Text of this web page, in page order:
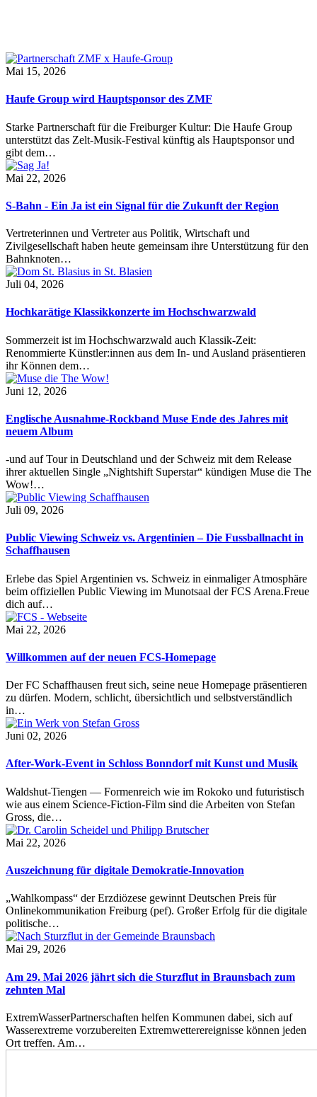
Mai 15, 2026
Haufe Group wird Hauptsponsor des ZMF
Starke Partnerschaft für die Freiburger Kultur: Die Haufe Group
unterstützt das Zelt-Musik-Festival künftig als Hauptsponsor und
gibt dem…
Mai 22, 2026
S-Bahn - Ein Ja ist ein Signal für die Zukunft der Region
Vertreterinnen und Vertreter aus Politik, Wirtschaft und
Zivilgesellschaft haben heute gemeinsam ihre Unterstützung für den
Bahnknoten…
Juli 04, 2026
Hochkarätige Klassikkonzerte im Hochschwarzwald
Sommerzeit ist im Hochschwarzwald auch Klassik-Zeit:
Renommierte Künstler:innen aus dem In- und Ausland präsentieren
ihr Können dem…
Juni 12, 2026
Englische Ausnahme-Rockband Muse Ende des Jahres mit
neuem Album
-und auf Tour in Deutschland und der Schweiz mit dem Release
ihrer aktuellen Single „Nightshift Superstar“ kündigen Muse die The
Wow!…
Juli 09, 2026
Public Viewing Schweiz vs. Argentinien – Die Fussballnacht in
Schaffhausen
Erlebe das Spiel Argentinien vs. Schweiz in einmaliger Atmosphäre
beim offiziellen Public Viewing im Munotsaal der FCS Arena.Freue
dich auf…
Mai 22, 2026
Willkommen auf der neuen FCS-Homepage
Der FC Schaffhausen freut sich, seine neue Homepage präsentieren
zu dürfen. Modern, schlicht, übersichtlich und selbstverständlich
in…
Juni 02, 2026
After-Work-Event in Schloss Bonndorf mit Kunst und Musik
Waldshut-Tiengen — Formenreich wie im Rokoko und futuristisch
wie aus einem Science-Fiction-Film sind die Arbeiten von Stefan
Gross, die…
Mai 22, 2026
Auszeichnung für digitale Demokratie-Innovation
„Wahlkompass“ der Erzdiözese gewinnt Deutschen Preis für
Onlinekommunikation Freiburg (pef). Großer Erfolg für die digitale
politische…
Mai 29, 2026
Am 29. Mai 2026 jährt sich die Sturzflut in Braunsbach zum
zehnten Mal
ExtremWasserPartnerschaften helfen Kommunen dabei, sich auf
Wasserextreme vorzubereiten Extremwetterereignisse können jeden
Ort treffen. Am…